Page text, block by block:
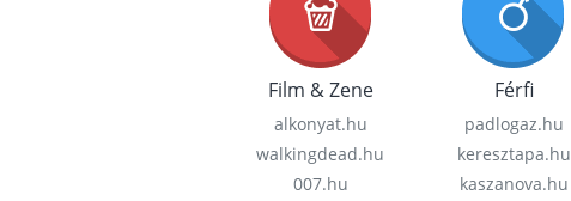
Film & Zene
alkonyat.hu
walkingdead.hu
007.hu
Férfi
padlogaz.hu
keresztapa.hu
kaszanova.hu